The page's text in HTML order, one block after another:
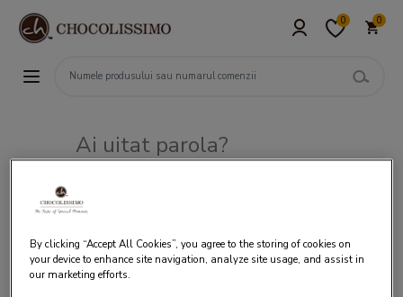
0 0
Ai uitat parola?
By clicking “Accept All Cookies”, you agree to the storing of cookies on
your device to enhance site navigation, analyze site usage, and assist in
our marketing efforts.